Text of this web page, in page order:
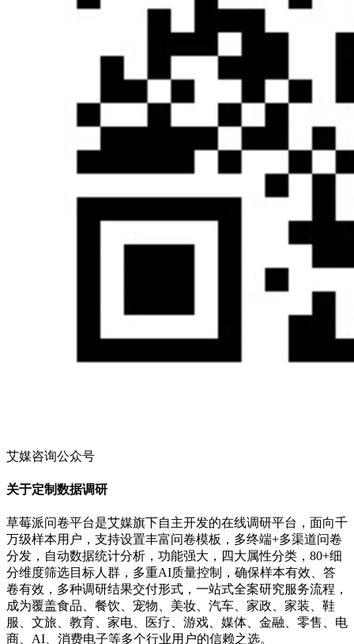
艾媒咨询公众号
关于定制数据调研
草莓派问卷平台是艾媒旗下自主开发的在线调研平台，面向千
万级样本用户，支持设置丰富问卷模板，多终端+多渠道问卷
分发，自动数据统计分析，功能强大，四大属性分类，80+细
分维度筛选目标人群，多重AI质量控制，确保样本有效、答
卷有效，多种调研结果交付形式，一站式全案研究服务流程，
成为覆盖食品、餐饮、宠物、美妆、汽车、家政、家装、鞋
服、文旅、教育、家电、医疗、游戏、媒体、金融、零售、电
商、AI、消费电子等多个行业用户的信赖之选。